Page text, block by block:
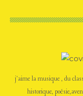
j'aime la musique , du
historique,